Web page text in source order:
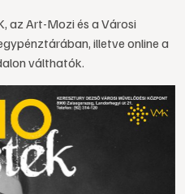
az Art-Mozi és a Városi
illetve online a
válthatók.